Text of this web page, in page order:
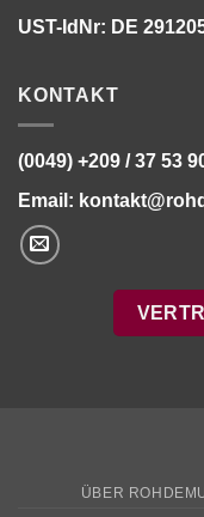
UST-IdNr: DE
KONTAKT
(0049) +209 / 37 53
Email:
ÜBER